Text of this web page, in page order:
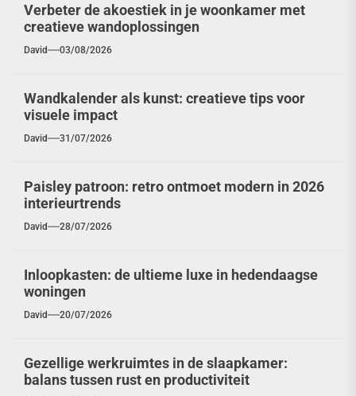
Verbeter de akoestiek in je woonkamer met
creatieve wandoplossingen
David 03/08/2026
Wandkalender als kunst: creatieve tips voor
visuele impact
David 31/07/2026
Paisley patroon: retro ontmoet modern in 2026
interieurtrends
David 28/07/2026
Inloopkasten: de ultieme luxe in hedendaagse
woningen
David 20/07/2026
Gezellige werkruimtes in de slaapkamer:
balans tussen rust en productiviteit